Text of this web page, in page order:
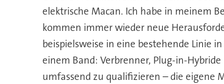
elektrische Macan. Ich habe in meinem
kommen immer wieder neue
beispielsweise in eine bestehende Linie
einem Band: Verbrenner, Plug-in-
umfassend zu qualifizieren – die eigene